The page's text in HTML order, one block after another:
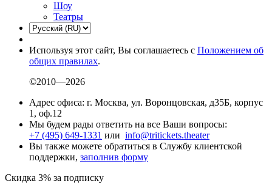
Шоу
Театры
Используя этот сайт, Вы соглашаетесь с Положением об
общих правилах.
©2010—2026
Адрес офиса: г. Москва, ул. Воронцовская, д35Б, корпус
1, оф.12
Мы будем рады ответить на все Ваши вопросы:
+7 (495) 649-1331 или info@tritickets.theater
Вы также можете обратиться в Службу клиентской
поддержки, заполнив форму
Скидка 3% за подписку